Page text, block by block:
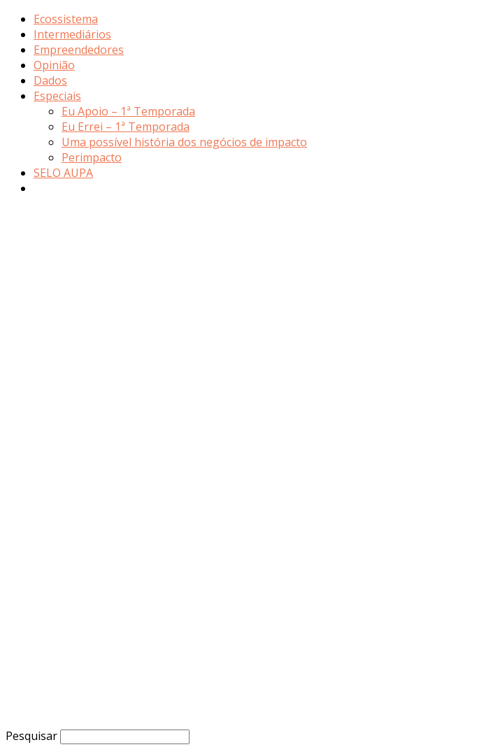
Ecossistema
Intermediários
Empreendedores
Opinião
Dados
Especiais
Eu Apoio – 1ª Temporada
Eu Errei – 1ª Temporada
Uma possível história dos negócios de impacto
Perimpacto
SELO AUPA
Pesquisar